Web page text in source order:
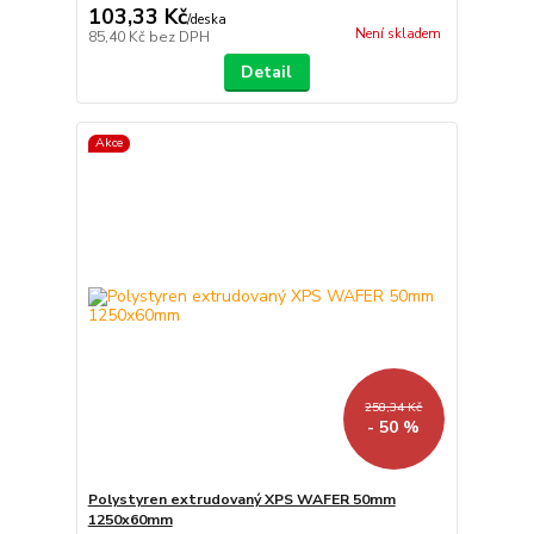
103,33 Kč/deska
85,40 Kč bez DPH Není skladem
Detail
Akce
258,34 Kč
- 50 %
Polystyren extrudovaný XPS WAFER 50mm
1250x60mm